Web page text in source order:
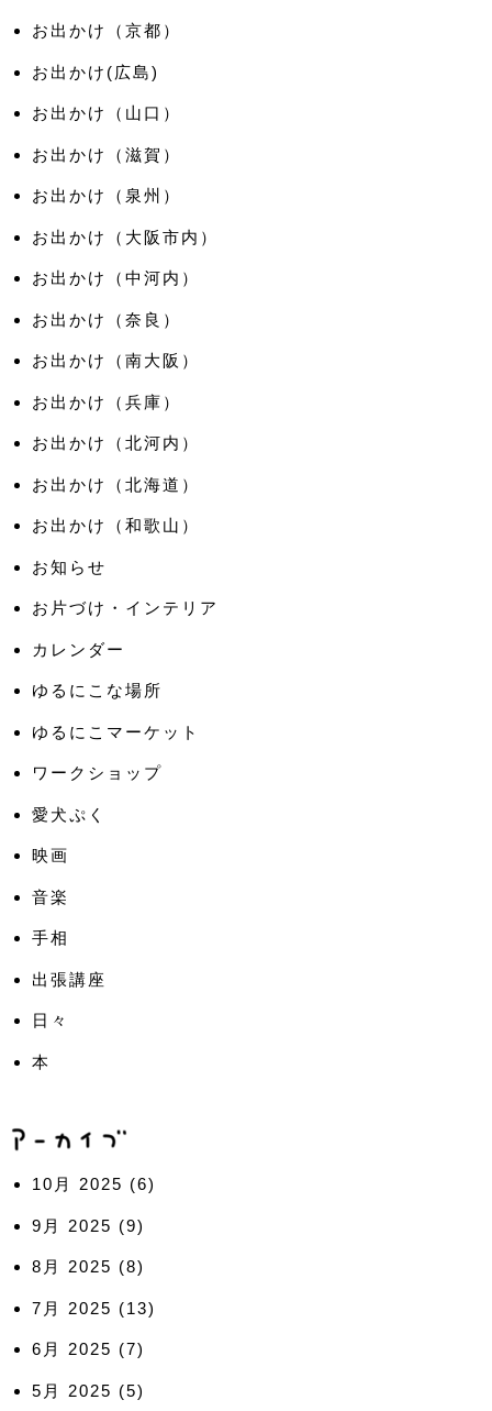
お出かけ（京都）
お出かけ(広島)
お出かけ（山口）
お出かけ（滋賀）
お出かけ（泉州）
お出かけ（大阪市内）
お出かけ（中河内）
お出かけ（奈良）
お出かけ（南大阪）
お出かけ（兵庫）
お出かけ（北河内）
お出かけ（北海道）
お出かけ（和歌山）
お知らせ
お片づけ・インテリア
カレンダー
ゆるにこな場所
ゆるにこマーケット
ワークショップ
愛犬ぷく
映画
音楽
手相
出張講座
日々
本
10月 2025 (6)
9月 2025 (9)
8月 2025 (8)
7月 2025 (13)
6月 2025 (7)
5月 2025 (5)